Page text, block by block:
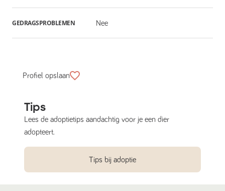
GEDRAGSPROBLEMEN Nee
Profiel opslaan
Tips
Lees de adoptietips aandachtig voor je een dier
adopteert.
Tips bij adoptie